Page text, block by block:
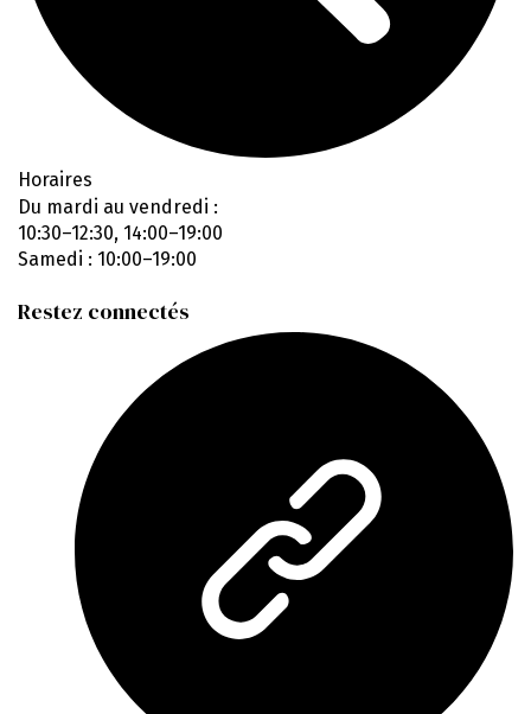
Horaires
Du mardi au vendredi :
10:30–12:30, 14:00–19:00
Samedi : 10:00–19:00
Restez connectés